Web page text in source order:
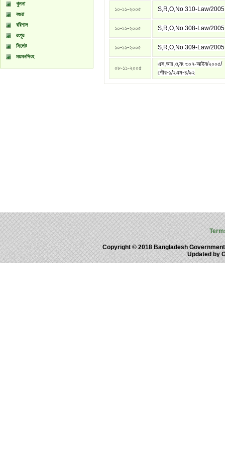
খুলনা
বগুরা
বরিশাল
রংপুর
সিলেট
ময়মনসিংহ
১০-১১-২০০৫ S,R,O,No 310-Law/2005
১০-১১-২০০৫ S,R,O,No 308-Law/2005
১০-১১-২০০৫ S,R,O,No 309-Law/2005
০৮-১১-২০০৫
এস,আর,ও,নং ৩০৭-আইন/২০০৫/
পৌর-১/২এম-৪/৯২
Copyright © 2018 Bangladesh
Updated by